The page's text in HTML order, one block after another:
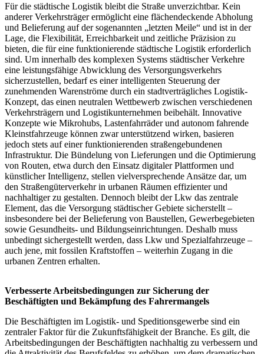
Für die städtische Logistik bleibt die Straße unverzichtbar. Kein
anderer Verkehrsträger ermöglicht eine flächendeckende Abholung
und Belieferung auf der sogenannten „letzten Meile“ und ist in der
Lage, die Flexibilität, Erreichbarkeit und zeitliche Präzision zu
bieten, die für eine funktionierende städtische Logistik erforderlich
sind. Um innerhalb des komplexen Systems städtischer Verkehre
eine leistungsfähige Abwicklung des Versorgungsverkehrs
sicherzustellen, bedarf es einer intelligenten Steuerung der
zunehmenden Warenströme durch ein stadtverträgliches Logistik-
Konzept, das einen neutralen Wettbewerb zwischen verschiedenen
Verkehrsträgern und Logistikunternehmen beibehält. Innovative
Konzepte wie Mikrohubs, Lastenfahrräder und autonom fahrende
Kleinstfahrzeuge können zwar unterstützend wirken, basieren
jedoch stets auf einer funktionierenden straßengebundenen
Infrastruktur. Die Bündelung von Lieferungen und die Optimierung
von Routen, etwa durch den Einsatz digitaler Plattformen und
künstlicher Intelligenz, stellen vielversprechende Ansätze dar, um
den Straßengüterverkehr in urbanen Räumen effizienter und
nachhaltiger zu gestalten. Dennoch bleibt der Lkw das zentrale
Element, das die Versorgung städtischer Gebiete sicherstellt –
insbesondere bei der Belieferung von Baustellen, Gewerbegebieten
sowie Gesundheits- und Bildungseinrichtungen. Deshalb muss
unbedingt sichergestellt werden, dass Lkw und Spezialfahrzeuge –
auch jene, mit fossilen Kraftstoffen – weiterhin Zugang in die
urbanen Zentren erhalten.
Verbesserte Arbeitsbedingungen zur Sicherung der
Beschäftigten und Bekämpfung des Fahrermangels
Die Beschäftigten im Logistik- und Speditionsgewerbe sind ein
zentraler Faktor für die Zukunftsfähigkeit der Branche. Es gilt, die
Arbeitsbedingungen der Beschäftigten nachhaltig zu verbessern und